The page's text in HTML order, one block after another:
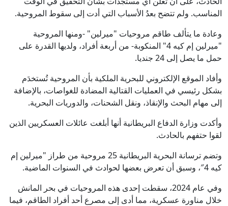
المناسب. ولم تتضح بعدُ الأسباب التي أدت إلى سقوط المروحية.
وعادة ما يتألف طاقم مروحيات "ميرلين" -ومنها المروحية
"ميرلين إم كيه 4" المنكوبة- من أربعة أفراد، ولديها القدرة على
حمل ما يصل إلى 24 جنديا.
وأفاد الموقع الإلكتروني للبحرية الملكية بأن المروحية تُستخدَم
بشكل رئيسي في العمليات القتالية المضادة للغواصات، بالإضافة
إلى مهام البحث والإنقاذ، ونقل الشحنات، والدوريات البحرية.
وأكدت وزارة الدفاع البريطانية أنها أبلغت عائلات العسكريين الذين
لقوا حتفهم بالحادث.
وتضم ترسانة البحرية البريطانية 25 مروحية من طراز "ميرلين إم
كيه 4″، وسبق أن تعرض بعضها لحوادث في السنوات الماضية.
وفي عام 2024، سقطت إحدى هذه المروحيات في بحر المانش
خلال مناورة عسكرية، مما أدى إلى مصرع أحد أفراد الطاقم، فيما